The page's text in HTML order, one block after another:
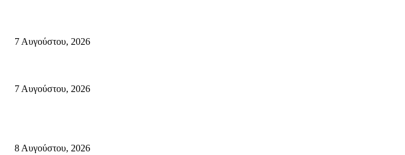
7 Αυγούστου, 2026
7 Αυγούστου, 2026
8 Αυγούστου, 2026